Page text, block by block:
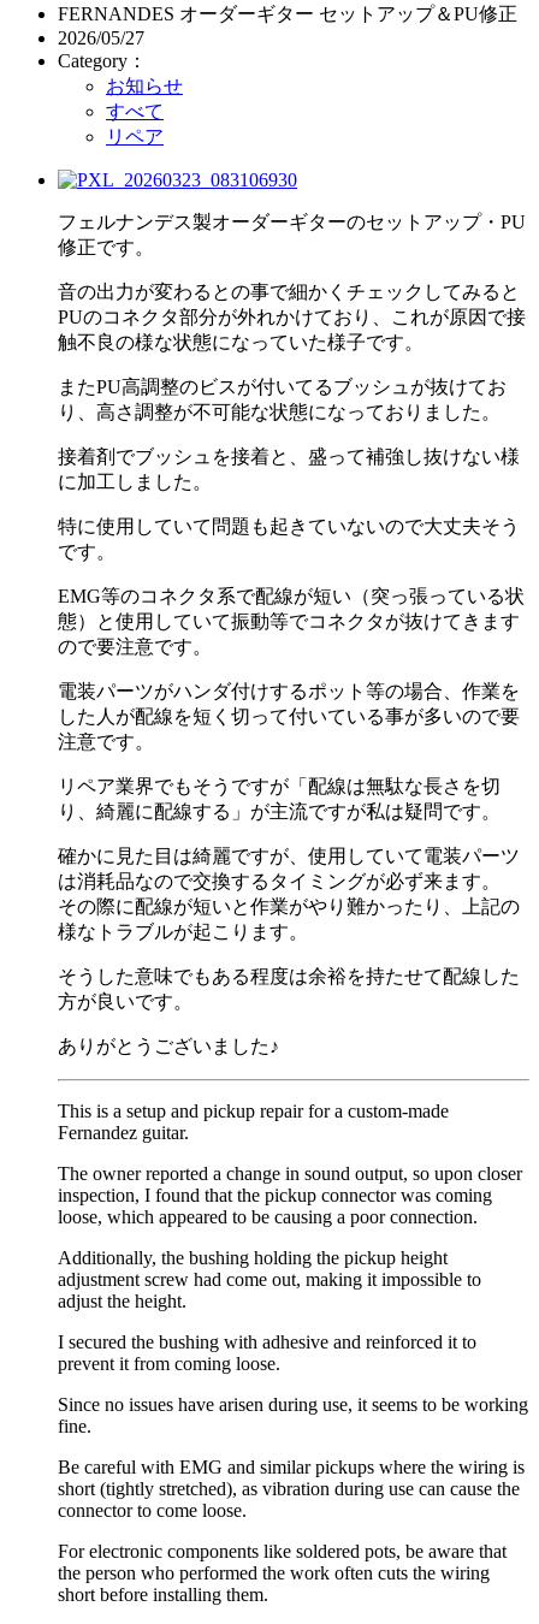
FERNANDES オーダーギター セットアップ＆PU修正
2026/05/27
Category：
お知らせ
すべて
リペア
フェルナンデス製オーダーギターのセットアップ・PU
修正です。
音の出力が変わるとの事で細かくチェックしてみると
PUのコネクタ部分が外れかけており、これが原因で接
触不良の様な状態になっていた様子です。
またPU高調整のビスが付いてるブッシュが抜けてお
り、高さ調整が不可能な状態になっておりました。
接着剤でブッシュを接着と、盛って補強し抜けない様
に加工しました。
特に使用していて問題も起きていないので大丈夫そう
です。
EMG等のコネクタ系で配線が短い（突っ張っている状
態）と使用していて振動等でコネクタが抜けてきます
ので要注意です。
電装パーツがハンダ付けするポット等の場合、作業を
した人が配線を短く切って付いている事が多いので要
注意です。
リペア業界でもそうですが「配線は無駄な長さを切
り、綺麗に配線する」が主流ですが私は疑問です。
確かに見た目は綺麗ですが、使用していて電装パーツ
は消耗品なので交換するタイミングが必ず来ます。
その際に配線が短いと作業がやり難かったり、上記の
様なトラブルが起こります。
そうした意味でもある程度は余裕を持たせて配線した
方が良いです。
ありがとうございました♪
This is a setup and pickup repair for a custom-made
Fernandez guitar.
The owner reported a change in sound output, so upon closer
inspection, I found that the pickup connector was coming
loose, which appeared to be causing a poor connection.
Additionally, the bushing holding the pickup height
adjustment screw had come out, making it impossible to
adjust the height.
I secured the bushing with adhesive and reinforced it to
prevent it from coming loose.
Since no issues have arisen during use, it seems to be working
fine.
Be careful with EMG and similar pickups where the wiring is
short (tightly stretched), as vibration during use can cause the
connector to come loose.
For electronic components like soldered pots, be aware that
the person who performed the work often cuts the wiring
short before installing them.